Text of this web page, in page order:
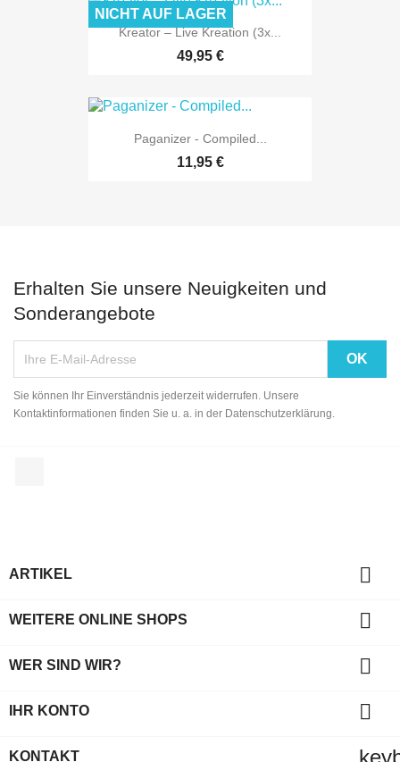
Kreator – Live Kreation (3x...
49,95 €
NICHT AUF LAGER
Paganizer - Compiled...
11,95 €
Erhalten Sie unsere Neuigkeiten und
Sonderangebote
Sie können Ihr Einverständnis jederzeit widerrufen. Unsere
Kontaktinformationen finden Sie u. a. in der Datenschutzerklärung.
ARTIKEL 
WEITERE ONLINE SHOPS 
WER SIND WIR? 
IHR KONTO 
KONTAKT